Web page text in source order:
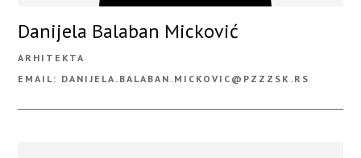
Danijela Balaban Micković
ARHITEKTA
EMAIL: DANIJELA.BALABAN.MICKOVIC@PZZZSK.RS